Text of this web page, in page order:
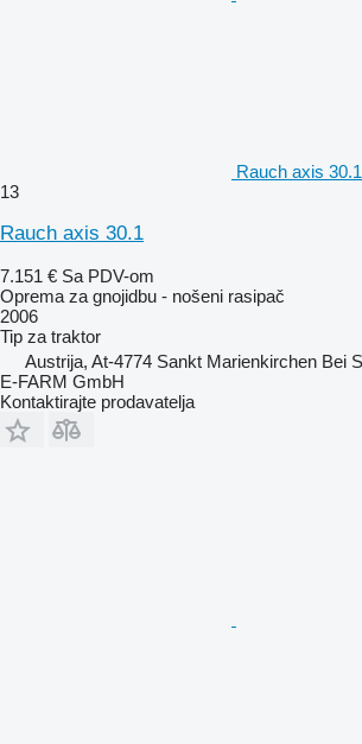
Rauch axis
13
Rauch axis 30.1
7.151 € Sa PDV-om
Oprema za gnojidbu - nošeni rasipač
2006
Tip za traktor
Austrija, At-4774 Sankt Marienkirchen Bei
E-FARM GmbH
Kontaktirajte prodavatelja